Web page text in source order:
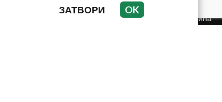
ЗАТВОРИ OK
Използването и публикуването на част или цялото
съдържание на Crimes.BG без разрешение на Медийна